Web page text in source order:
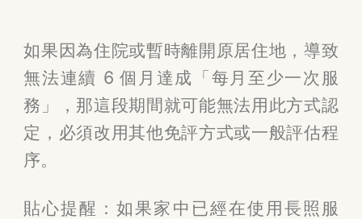
如果因為住院或暫時離開原居住地，導致
無法連續 6 個月達成「每月至少一次服
務」，那這段期間就可能無法用此方式認
定，必須改用其他免評方式或一般評估程
序。
貼心提醒：如果家中已經在使用長照服